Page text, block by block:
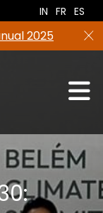
2025
IN FR ES